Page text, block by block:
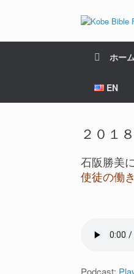
ホー
EN
２０１
石阪勝美
使徒の働
Podcast: